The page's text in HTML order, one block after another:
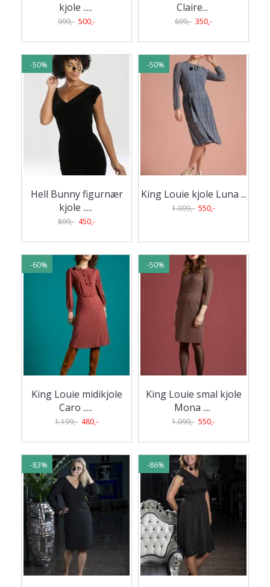
kjole .....
999,- 500,-
Claire...
699,- 350,-
-50%
Hell Bunny figurnær
kjole .....
899,- 450,-
-50%
King Louie kjole Luna ...
1.099,- 550,-
-60%
King Louie midikjole
Caro .....
1.199,- 480,-
-50%
King Louie smal kjole
Mona ....
1.099,- 550,-
-83% -86%